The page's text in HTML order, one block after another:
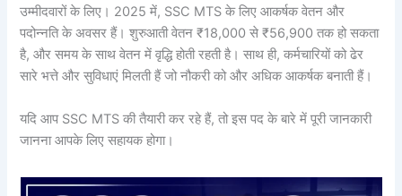
उम्मीदवारों के लिए। 2025 में, SSC MTS के लिए आकर्षक वेतन और
पदोन्नति के अवसर हैं। शुरुआती वेतन ₹18,000 से ₹56,900 तक हो सकता
है, और समय के साथ वेतन में वृद्धि होती रहती है। साथ ही, कर्मचारियों को ढेर
सारे भत्ते और सुविधाएं मिलती हैं जो नौकरी को और अधिक आकर्षक बनाती हैं।
यदि आप SSC MTS की तैयारी कर रहे हैं, तो इस पद के बारे में पूरी जानकारी
जानना आपके लिए सहायक होगा।